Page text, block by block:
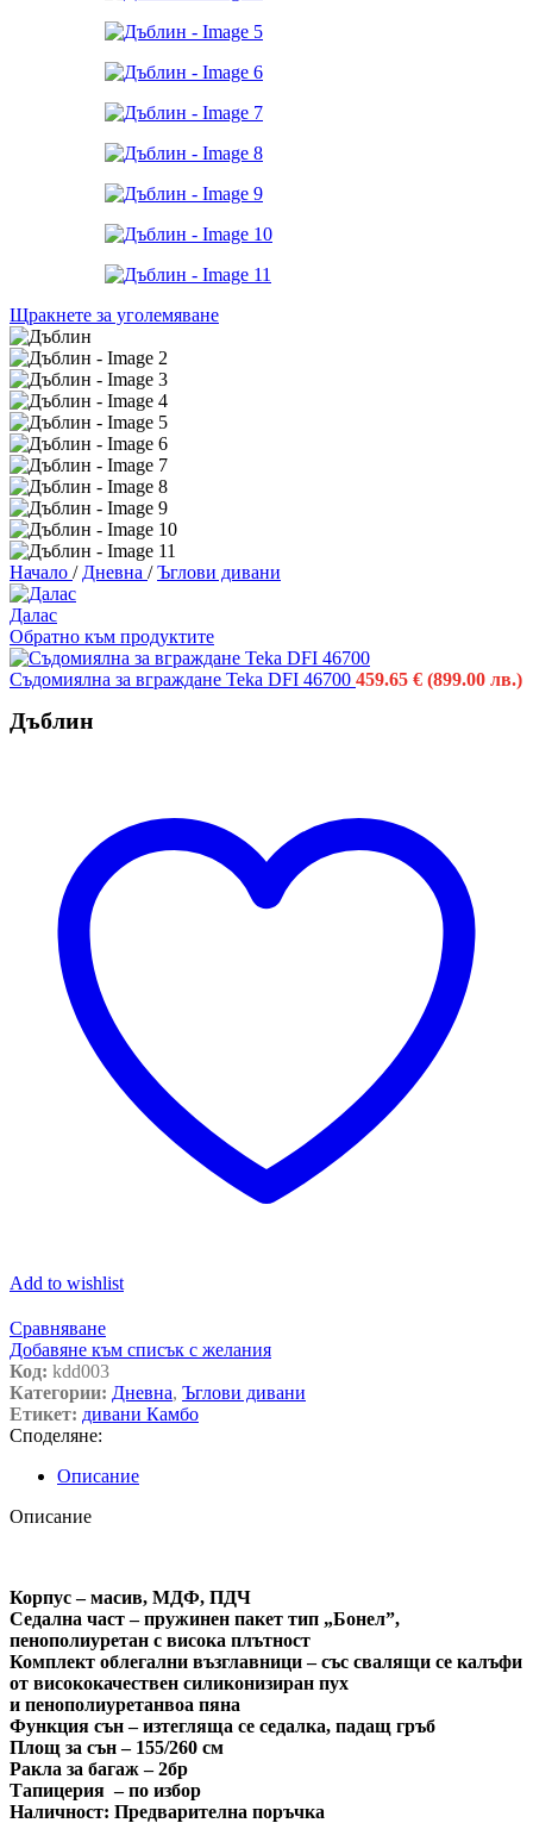
Щракнете за уголемяване
Начало / Дневна / Ъглови дивани
Далас
Обратно към продуктите
Съдомиялна за вграждане Teka DFI 46700 459.65 € (899.00 лв.)
Дъблин
Add to wishlist
Сравняване
Добавяне към списък с желания
Код: kdd003
Категории: Дневна, Ъглови дивани
Етикет: дивани Камбо
Споделяне:
Описание
Описание
Корпус – масив, МДФ, ПДЧ
Седална част – пружинен пакет тип „Бонел”,
пенополиуретан с висока плътност
Комплект облегални възглавници – със свалящи се калъфи
от висококачествен силиконизиран пух
и пенополиуретанвoа пяна
Функция сън – изтегляща се седалка, падащ гръб
Площ за сън – 155/260 см
Ракла за багаж – 2бр
Тапицерия – по избор
Наличност: Предварителна поръчка